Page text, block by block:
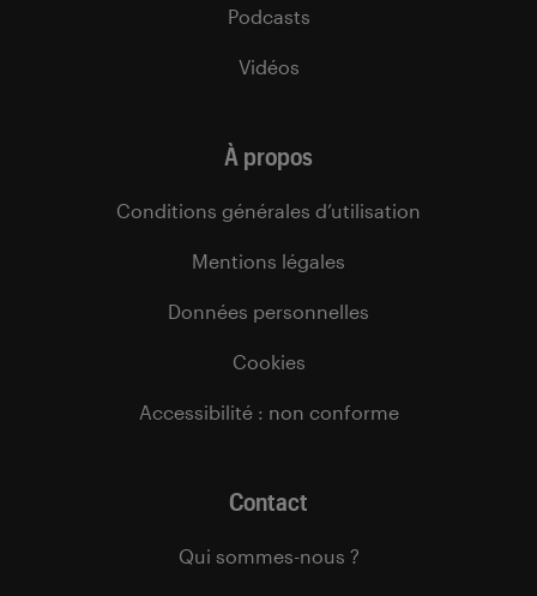
Podcasts
Vidéos
À propos
Conditions générales d’utilisation
Mentions légales
Données personnelles
Cookies
Accessibilité : non conforme
Contact
Qui sommes-nous ?